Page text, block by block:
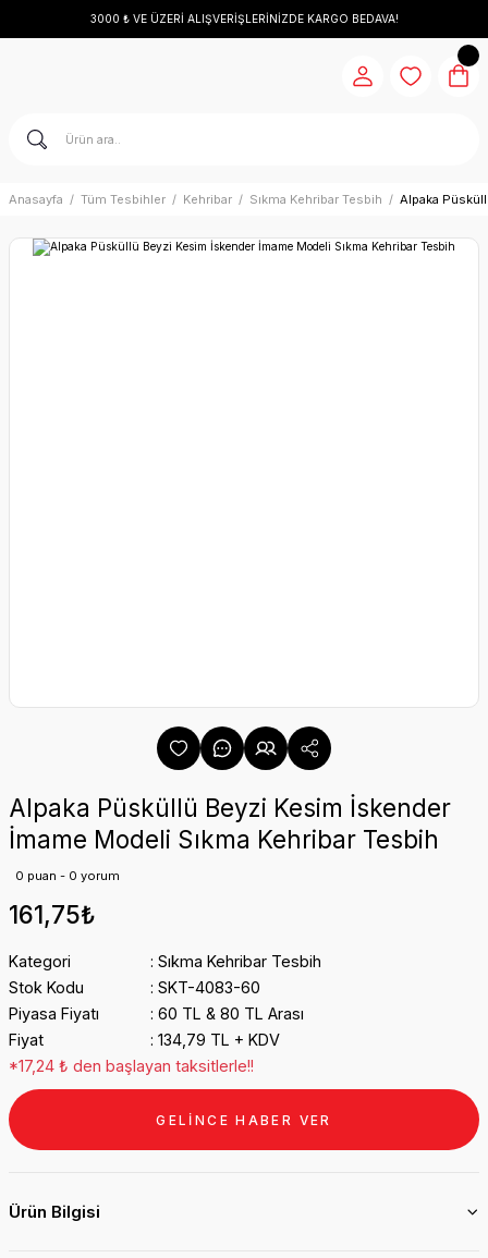
3000 ₺ VE ÜZERİ ALIŞVERİŞLERİNİZDE KARGO BEDAVA!
Anasayfa Tüm Tesbihler Kehribar Sıkma Kehribar Tesbih Alpaka
Alpaka Püsküllü Beyzi Kesim İskender
İmame Modeli Sıkma Kehribar Tesbih
0 puan - 0 yorum
161,75₺
Kategori
Sıkma Kehribar Tesbih
Stok Kodu
SKT-4083-60
Piyasa Fiyatı
60 TL & 80 TL Arası
Fiyat
134,79 TL + KDV
*17,24 ₺ den başlayan taksitlerle!!
GELİNCE HABER VER
Ürün Bilgisi